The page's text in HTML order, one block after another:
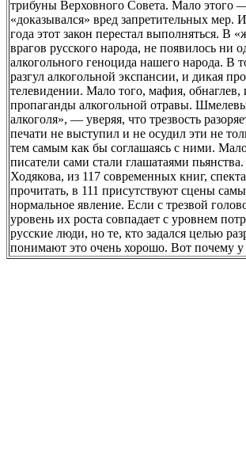
трибуны Верховного Совета. Мало этого
«доказывался» вред запретительных мер.
года этот закон перестал выполняться.
врагов русского народа, не появилось
алкогольного геноцида нашего народа.
разгул алкогольной экспансии, и дикая
телевидении. Мало того, мафия, обнаглев,
пропаганды алкогольной отравы.
алкоголя», — уверяя, что трезвость
печати не выступил и не осудил эти не
тем самым как бы соглашаясь с ними.
писатели сами стали глашатаями
Ходякова, из 117 современных книг,
прочитать, в 111 присутствуют сцены
нормальное явление. Если с трезвой
уровень их роста совпадает с уровнем
русские люди, но те, кто задался целью
понимают это очень хорошо. Вот почему у